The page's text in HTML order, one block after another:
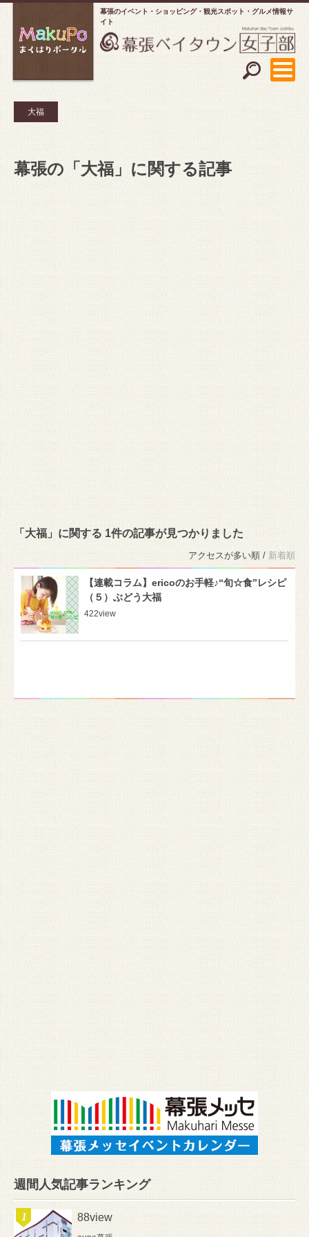
幕張のイベント・ショッピング
観光スポット・グルメ情報サ
イト
大福
幕張の「大福」に関する記事
「大福」に関する 1件の記事が見つかりました
アクセスが多い順 / 新着順
【連載コラム】ericoのお手軽♪“旬☆食”レシピ
（５）ぶどう大福
422view
週間人気記事ランキング
88view